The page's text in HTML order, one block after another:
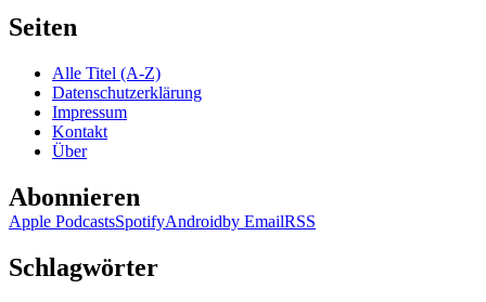
Maurier
–
(Audio)
Seiten
Alle Titel (A-Z)
Datenschutzerklärung
Impressum
Kontakt
Über
Abonnieren
Apple PodcastsSpotifyAndroidby EmailRSS
Schlagwörter